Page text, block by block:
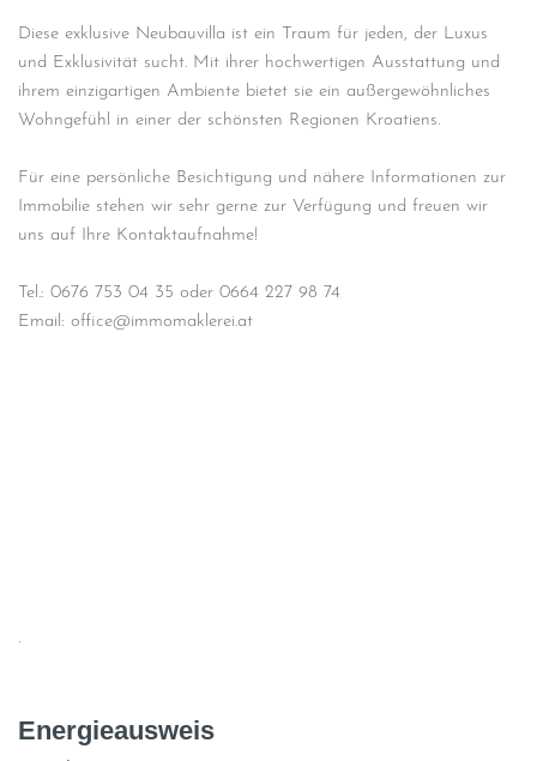
Diese exklusive Neubauvilla ist ein Traum für jeden, der Luxus
und Exklusivität sucht. Mit ihrer hochwertigen Ausstattung und
ihrem einzigartigen Ambiente bietet sie ein außergewöhnliches
Wohngefühl in einer der schönsten Regionen Kroatiens.
Für eine persönliche Besichtigung und nähere Informationen zur
Immobilie stehen wir sehr gerne zur Verfügung und freuen wir
uns auf Ihre Kontaktaufnahme!
Tel.: 0676 753 04 35 oder 0664 227 98 74
Email: office@immomaklerei.at
.
Energieausweis